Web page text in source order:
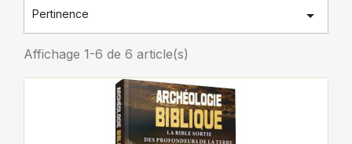
Pertinence 
Affichage 1-6 de 6 article(s)